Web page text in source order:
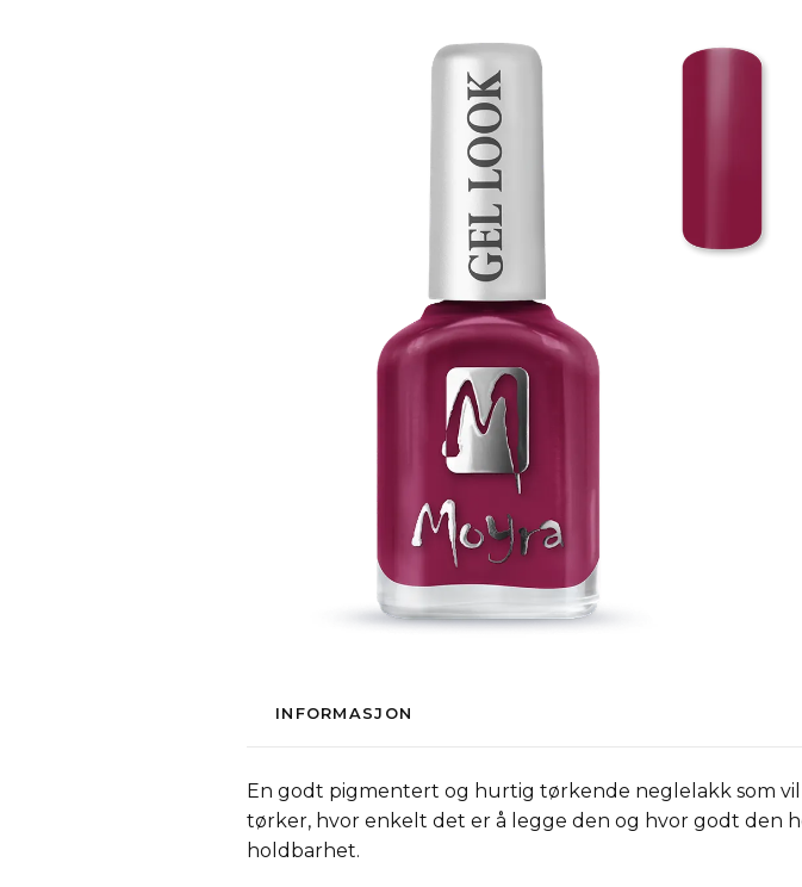
INFORMASJON
En godt pigmentert og hurtig tørkende neglelakk som
tørker, hvor enkelt det er å legge den og hvor godt den
holdbarhet.